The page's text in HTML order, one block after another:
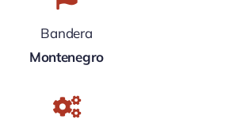
Bandera
Montenegro